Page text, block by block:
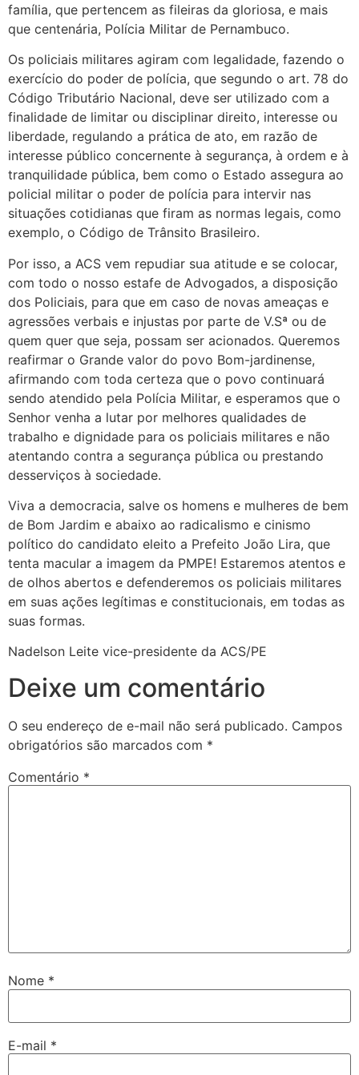
família, que pertencem as fileiras da gloriosa, e mais
que centenária, Polícia Militar de Pernambuco.
Os policiais militares agiram com legalidade, fazendo o
exercício do poder de polícia, que segundo o art. 78 do
Código Tributário Nacional, deve ser utilizado com a
finalidade de limitar ou disciplinar direito, interesse ou
liberdade, regulando a prática de ato, em razão de
interesse público concernente à segurança, à ordem e à
tranquilidade pública, bem como o Estado assegura ao
policial militar o poder de polícia para intervir nas
situações cotidianas que firam as normas legais, como
exemplo, o Código de Trânsito Brasileiro.
Por isso, a ACS vem repudiar sua atitude e se colocar,
com todo o nosso estafe de Advogados, a disposição
dos Policiais, para que em caso de novas ameaças e
agressões verbais e injustas por parte de V.Sª ou de
quem quer que seja, possam ser acionados. Queremos
reafirmar o Grande valor do povo Bom-jardinense,
afirmando com toda certeza que o povo continuará
sendo atendido pela Polícia Militar, e esperamos que o
Senhor venha a lutar por melhores qualidades de
trabalho e dignidade para os policiais militares e não
atentando contra a segurança pública ou prestando
desserviços à sociedade.
Viva a democracia, salve os homens e mulheres de bem
de Bom Jardim e abaixo ao radicalismo e cinismo
político do candidato eleito a Prefeito João Lira, que
tenta macular a imagem da PMPE! Estaremos atentos e
de olhos abertos e defenderemos os policiais militares
em suas ações legítimas e constitucionais, em todas as
suas formas.
Nadelson Leite vice-presidente da ACS/PE
Deixe um comentário
O seu endereço de e-mail não será publicado. Campos
obrigatórios são marcados com *
Comentário *
Nome *
E-mail *